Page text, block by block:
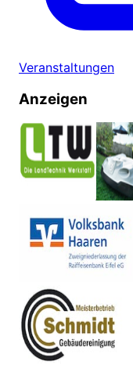
Veranstaltungen
Anzeigen